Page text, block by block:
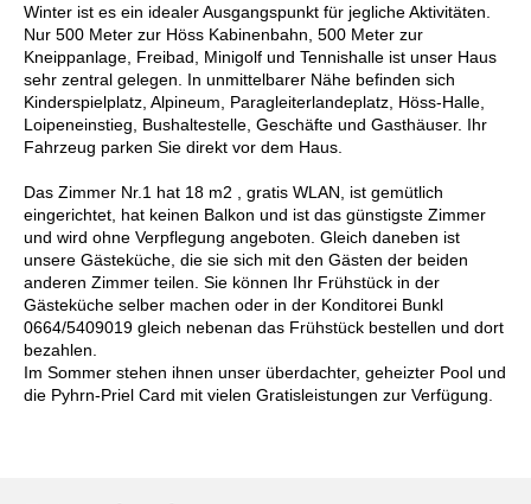
Winter ist es ein idealer Ausgangspunkt für jegliche Aktivitäten.
Nur 500 Meter zur Höss Kabinenbahn, 500 Meter zur
Kneippanlage, Freibad, Minigolf und Tennishalle ist unser Haus
sehr zentral gelegen. In unmittelbarer Nähe befinden sich
Kinderspielplatz, Alpineum, Paragleiterlandeplatz, Höss-Halle,
Loipeneinstieg, Bushaltestelle, Geschäfte und Gasthäuser. Ihr
Fahrzeug parken Sie direkt vor dem Haus.
Das Zimmer Nr.1 hat 18 m2 , gratis WLAN, ist gemütlich
eingerichtet, hat keinen Balkon und ist das günstigste Zimmer
und wird ohne Verpflegung angeboten. Gleich daneben ist
unsere Gästeküche, die sie sich mit den Gästen der beiden
anderen Zimmer teilen. Sie können Ihr Frühstück in der
Gästeküche selber machen oder in der Konditorei Bunkl
0664/5409019 gleich nebenan das Frühstück bestellen und dort
bezahlen.
Im Sommer stehen ihnen unser überdachter, geheizter Pool und
die Pyhrn-Priel Card mit vielen Gratisleistungen zur Verfügung.